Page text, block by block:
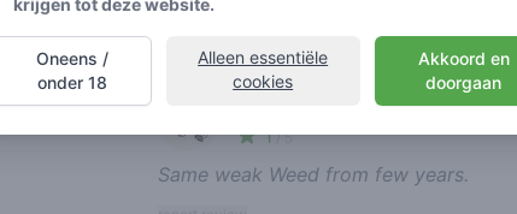
report review
🍃 1/ 5
Same weak Weed from few years.
krijgen tot deze website.
Akkoord en
doorgaan
Alleen essentiële
cookies
Oneens /
onder 18